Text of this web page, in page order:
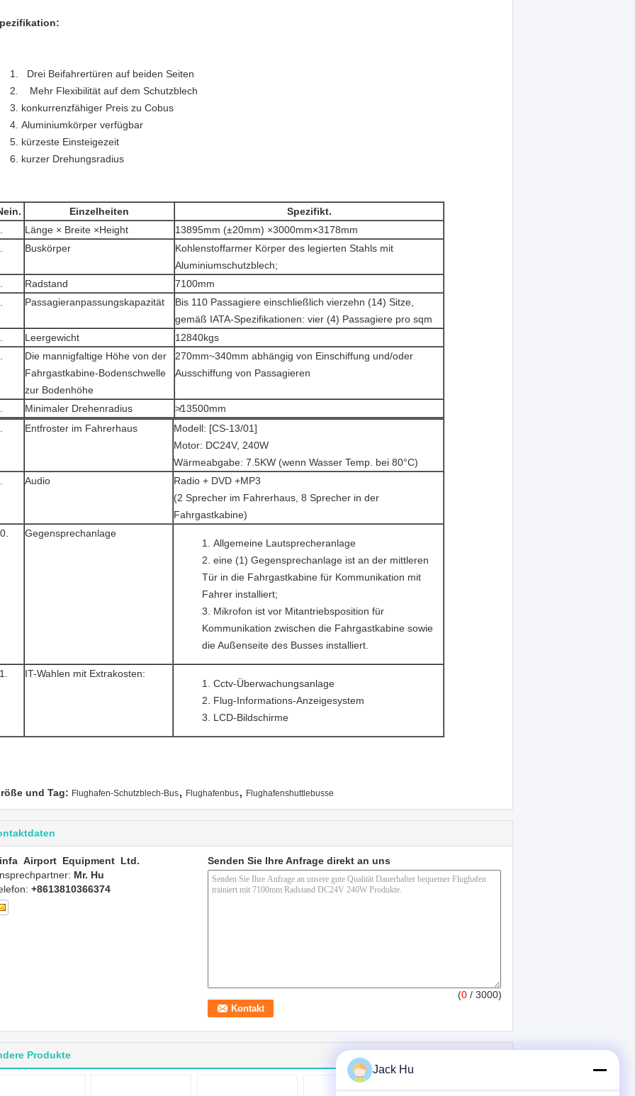
1. Drei Beifahrertüren auf beiden Seiten
2. Mehr Flexibilität auf dem Schutzblech
3. konkurrenzfähiger Preis zu Cobus
4. Aluminiumkörper verfügbar
5. kürzeste Einsteigezeit
6. kurzer Drehungsradius
Einzelheiten
Spezifikt.
Länge × Breite ×Height
13895mm (±20mm) ×3000mm×3178mm
Buskörper
Kohlenstoffarmer Körper des legierten Stahls mit
Aluminiumschutzblech;
Radstand
7100mm
Passagieranpassungskapazität
Bis 110 Passagiere einschließlich vierzehn (14) Sitze,
gemäß IATA-Spezifikationen: vier (4) Passagiere pro sqm
Leergewicht
12840kgs
Die mannigfaltige Höhe von der
Fahrgastkabine-Bodenschwelle
zur Bodenhöhe
270mm~340mm abhängig von Einschiffung und/oder
Ausschiffung von Passagieren
Minimaler Drehenradius
≯13500mm
Entfroster im Fahrerhaus
Modell: [CS-13/01]
Motor: DC24V, 240W
Wärmeabgabe: 7.5KW (wenn Wasser Temp. bei 80°C)
Audio
Radio + DVD +MP3
(2 Sprecher im Fahrerhaus, 8 Sprecher in der
Fahrgastkabine)
Gegensprechanlage
Allgemeine Lautsprecheranlage
eine (1) Gegensprechanlage ist an der mittleren
Tür in die Fahrgastkabine für Kommunikation mit
Fahrer installiert;
Mikrofon ist vor Mitantriebsposition für
Kommunikation zwischen die Fahrgastkabine sowie
die Außenseite des Busses installiert.
IT-Wahlen mit Extrakosten:
Cctv-Überwachungsanlage
Flug-Informations-Anzeigesystem
LCD-Bildschirme
und Tag: Flughafen-Schutzblech-Bus, Flughafenbus, Flughafenshuttlebusse
Airport Equipment Ltd.
Mr. Hu
+8613810366374
Senden Sie Ihre Anfrage direkt an uns
(0 / 3000)
Produkte
Jack Hu